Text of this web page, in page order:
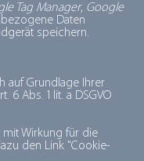
Tag Manager, Google
Daten
speichern.
auf Grundlage Ihrer
6 Abs. 1 lit. a DSGVO
mit Wirkung für die
den Link "Cookie-
täglich rund 83
tiefgekühlten
Kopf-Verbrauch von
laut dti-
von 50 kg. Der